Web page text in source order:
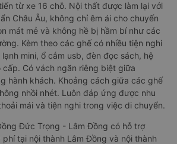
từ xe 16 chỗ. Nội thất được làm lại với
Châu Âu, không chỉ êm ái cho chuyến
mát mẻ và không hề bị hầm bí như các
Kèm theo các ghế có nhiều tiện nghi
mini, ổ cắm usb, đèn đọc sách, hệ
Có vách ngăn riêng biệt giữa
hành khách. Khoảng cách giữa các ghế
nhồi nhét. Luôn đáp ứng được nhu
mái và tiện nghi trong việc di chuyển.
Đức Trọng - Lâm Đồng có hỗ trợ
tại nội thành Lâm Đồng và nội thành